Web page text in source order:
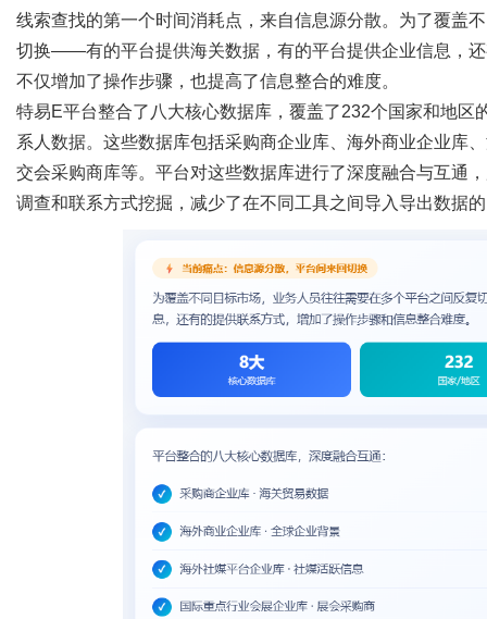
线索查找的第一个时间消耗点，来自信息源分散。为了覆盖
切换——有的平台提供海关数据，有的平台提供企业信息，
不仅增加了操作步骤，也提高了信息整合的难度。
特易E平台整合了八大核心数据库，覆盖了232个国家和地区
系人数据。这些数据库包括采购商企业库、海外商业企业库
交会采购商库等。平台对这些数据库进行了深度融合与互通
调查和联系方式挖掘，减少了在不同工具之间导入导出数据